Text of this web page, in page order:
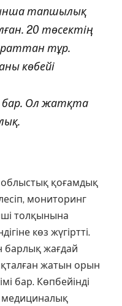
тапшылық
20 төсектің
тұр.
көбейі
бар. Ол жатқта
облыстық қоғамдық
мониторинг
толқынына
көз жүгіртті.
барлық жағдай
жатын орын
бар. Көпбейінді
медициналық